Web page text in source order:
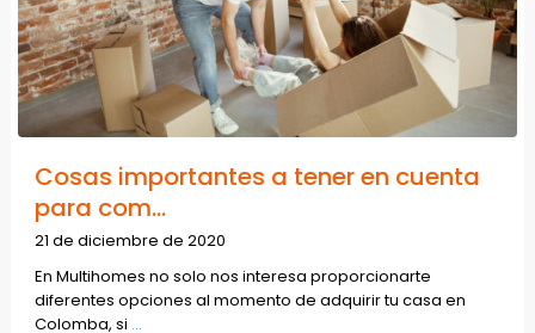
Cosas importantes a tener en cuenta
para com...
21 de diciembre de 2020
En Multihomes no solo nos interesa proporcionarte
diferentes opciones al momento de adquirir tu casa en
Colomba, si ...